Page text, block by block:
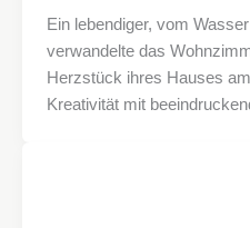
Ein lebendiger, vom
verwandelte das
Herzstück ihres Hauses
Kreativität mit